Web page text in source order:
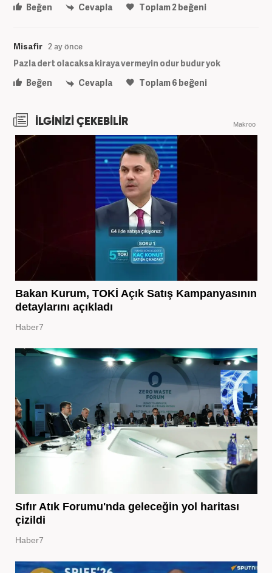
Beğen
Cevapla Toplam2beğeni
Misafir 2 ay önce
Pazla dert olacaksa kiraya vermeyin odur budur yok
Beğen
Cevapla Toplam6 beğeni
İLGİNİZİ ÇEKEBİLİR Makroo
Bakan Kurum, TOKİ Açık Satış Kampanyasının
detaylarını açıkladı
Haber7
Sıfır Atık Forumu'nda geleceğin yol haritası
çizildi
Haber7